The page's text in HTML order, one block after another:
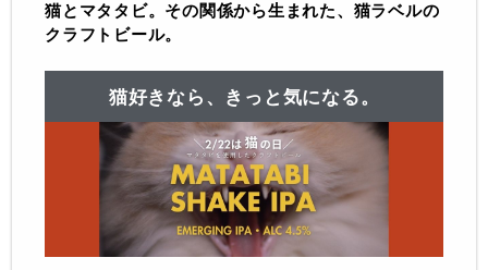
猫とマタタビ。その関係から生まれた、猫ラベルの
クラフトビール。
猫好きなら、きっと気になる。